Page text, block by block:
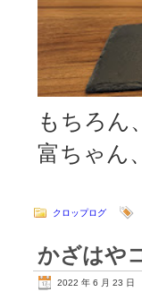
もちろん
富ちゃん
クロップログ
かざはや
2022 年 6 月 23 日